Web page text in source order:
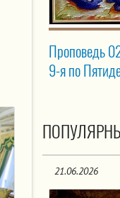
Проповедь
9-я по
21.06.2026